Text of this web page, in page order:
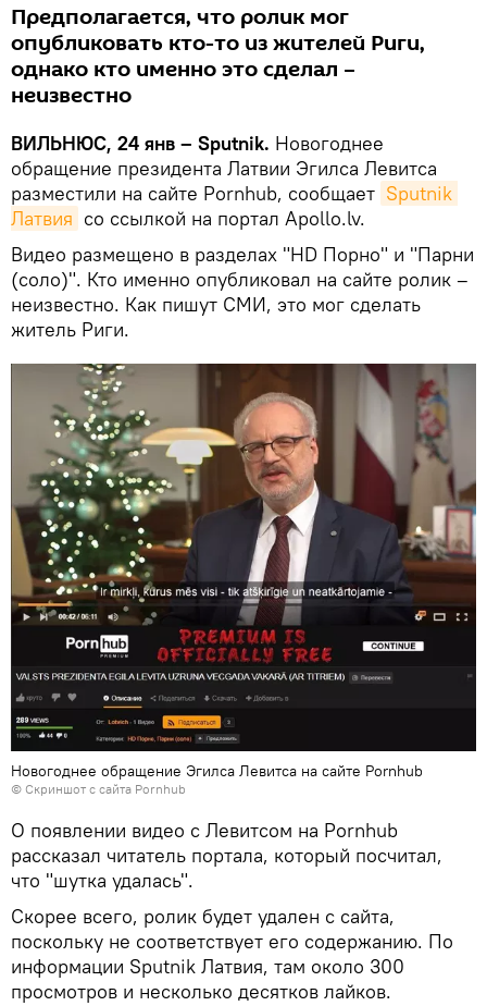
Предполагается, что ролик мог
опубликовать кто-то из жителей Риги,
однако кто именно это сделал –
неизвестно
ВИЛЬНЮС, 24 янв – Sputnik. Новогоднее
обращение президента Латвии Эгилса Левитса
разместили на сайте Pornhub, сообщает Sputnik
Латвия со ссылкой на портал Apollo.lv.
Видео размещено в разделах "HD Порно" и "Парни
(соло)". Кто именно опубликовал на сайте ролик –
неизвестно. Как пишут СМИ, это мог сделать
житель Риги.
Новогоднее обращение Эгилса Левитса на сайте Pornhub
© Скриншот с сайта Pornhub
О появлении видео с Левитсом на Pornhub
рассказал читатель портала, который посчитал,
что "шутка удалась".
Скорее всего, ролик будет удален с сайта,
поскольку не соответствует его содержанию. По
информации Sputnik Латвия, там около 300
просмотров и несколько десятков лайков.